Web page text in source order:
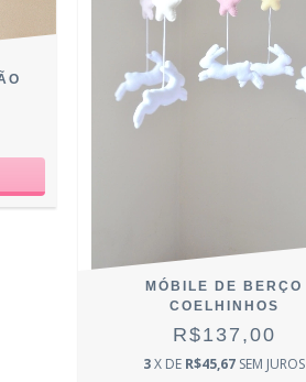
MÓBILE DE BERÇO
COELHINHOS
R$137,00
3X DE R$45,67 SEM JUROS